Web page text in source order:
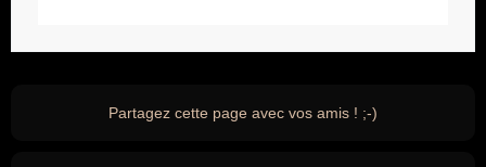
Partagez cette page avec vos amis ! ;-)